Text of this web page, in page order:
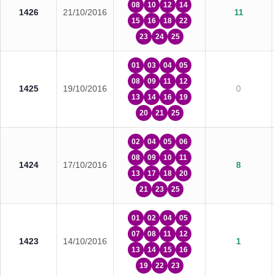
1426 21/10/2016
08
10 12
14
15
16 18
22
23
24 25
11
1425 19/10/2016
01 03 04
05
08
09 11
12
13
14 16
19
20
21 25
0
1424 17/10/2016
02 04 05
06
08
09 10
11
13
17 18
20
21
23 25
8
1423 14/10/2016
01 02 04
05
07
08 11
12
13
14 15
16
19
22 23
1